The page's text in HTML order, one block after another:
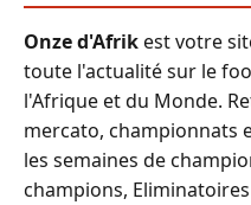
Onze d'Afrikest votre
toute l'actualité sur le
l'Afrique et du Monde.
mercato, championnats
les semaines de
champions,